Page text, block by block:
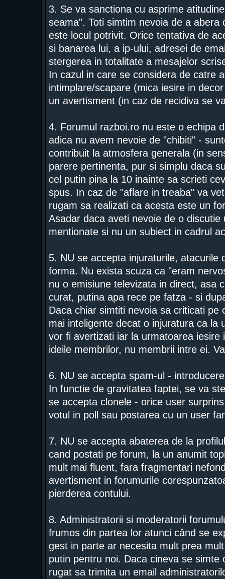
3. Se va sanctiona cu asprime
seama". Toti simtim nevoia de a
este locul potrivit. Orice tentativa de
si banarea lui, a ip-ului, adresei de
stergerea in totalitate a mesajelor
In cazul in care se considera de catre
intimplare/scapare (mica iesire in
un avertisment (in caz de recidiva se
4. Forumul razboi.ro nu este o echipa
adica nu avem nevoie de "chibiti" -
contribuit la atmosfera generala (in
parere pertinenta, pur si simplu daca
cel putin pina la 10 inainte sa scrieti
spus. In caz de "aflare in treaba" va
rugam sa realizati ca acesta este un
Asadar daca aveti nevoie de o
mentionate si nu un subiect in cadrul
5. NU se accepta injuraturile,
forma. Nu exista scuza ca "eram
nu o emisiune televizata in direct, asa
curat, putina apa rece pe fatza - si
Daca chiar simtiti nevoia sa criticati
mai inteligente decat o injuratura ca la
vor fi avertizati iar la urmatoarea
ideile membrilor, nu membrii intre ei.
6. NU se accepta spam-ul -
In functie de gravitatea faptei, se va
se accepta clonele - orice user
votul in poll sau postarea cu un user
7. NU se accepta abaterea de la
cand postati pe forum, la un anumit
mult mai fluent, fara fragmentari
avertisment in forumurile
pierderea contului.
8. Administratorii si moderatorii
frumos din partea lor atunci când se
gest in parte ar necesita mult prea
putin pentru noi. Daca cineva se
rugat sa trimita un email